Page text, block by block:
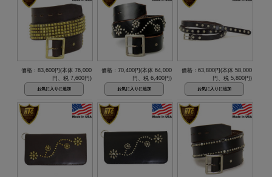
価格：83,600円(本体 76,000
円、税 7,600円)
価格：70,400円(本体 64,000
円、税 6,400円)
価格：63,800円(本体 58,000
円、税 5,800円)